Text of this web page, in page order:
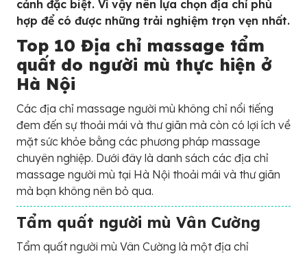
cảnh đặc biệt. Vì vậy nên lựa chọn địa chỉ phù
hợp để có được những trải nghiệm trọn vẹn nhất.
Top 10 Địa chỉ massage tẩm
quất do người mù thực hiện ở
Hà Nội
Các địa chỉ massage người mù không chỉ nổi tiếng
đem đến sự thoải mái và thư giãn mà còn có lợi ích về
mặt sức khỏe bằng các phương pháp massage
chuyên nghiệp. Dưới đây là danh sách các địa chỉ
massage người mù tại Hà Nội thoải mái và thư giãn
mà bạn không nên bỏ qua.
Tẩm quất người mù Vân Cường
Tẩm quất người mù Vân Cường là một địa chỉ